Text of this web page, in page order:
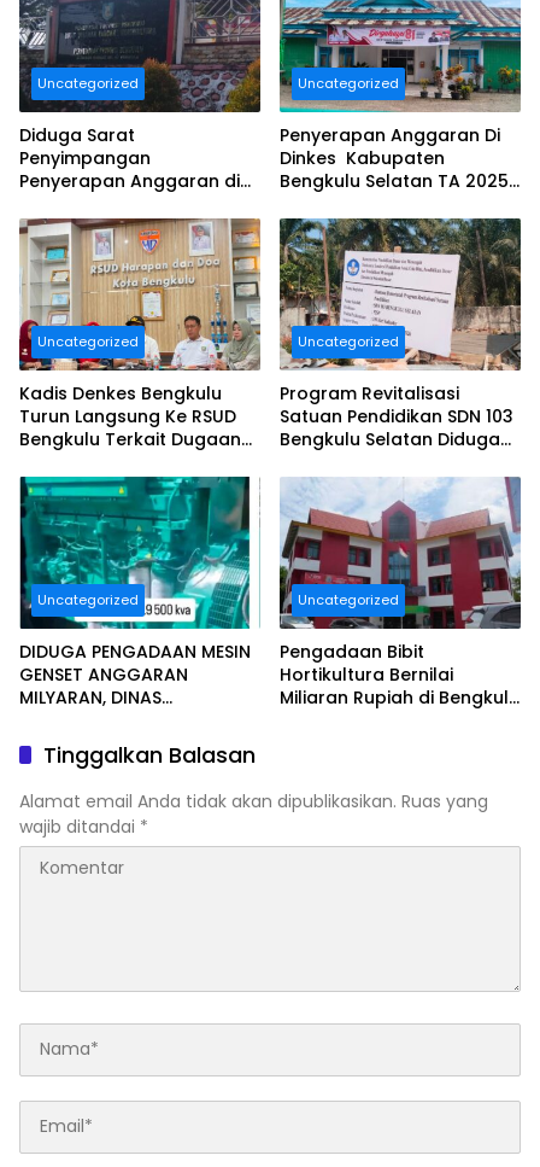
Uncategorized
Diduga Sarat
Penyimpangan
Penyerapan Anggaran di
HOLTIKULTURA DAN
PERKEBUNAN PROVINSI
BENGKULU Tahun
Anggaran 2025 Resmi
Dilaporkan
Uncategorized
Penyerapan Anggaran Di
Dinkes Kabupaten
Bengkulu Selatan TA 2025
Ajang Korupsi, Dan Segera
Dilaporkan.
Uncategorized
Kadis Denkes Bengkulu
Turun Langsung Ke RSUD
Bengkulu Terkait Dugaan
Maksimal..
Uncategorized
Program Revitalisasi
Satuan Pendidikan SDN 103
Bengkulu Selatan Diduga
Uncategorized
DIDUGA PENGADAAN MESIN
GENSET ANGGARAN
MILYARAN, DINAS
SELATAN MENDAPAT
SOROTAN MASYARAKAT
RELASI PUBLIK.
Uncategorized
Pengadaan Bibit
Hortikultura Bernilai
Miliaran Rupiah di Bengkulu
Tinggalkan Balasan
Alamat email Anda tidak akan dipublikasikan. Ruas yang
wajib ditandai *